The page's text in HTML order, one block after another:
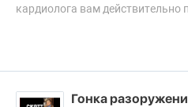
кардиолога вам действительно
Гонка